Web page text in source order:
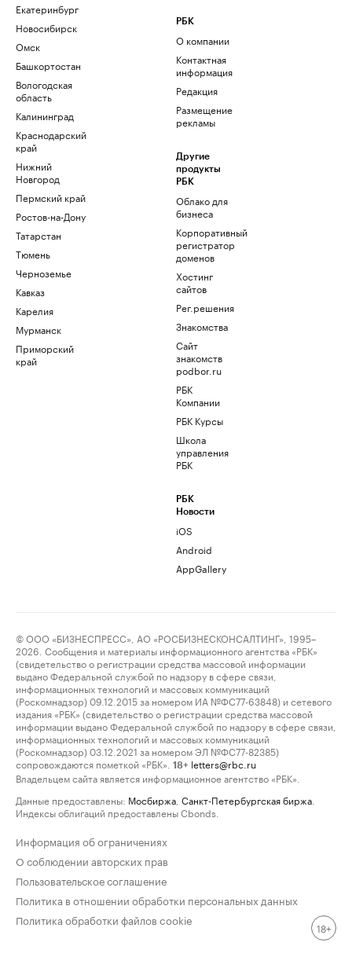
Екатеринбург
Новосибирск
Омск
Башкортостан
Вологодская
область
Калининград
Краснодарский
край
Нижний
Новгород
Пермский край
Ростов-на-Дону
Татарстан
Тюмень
Черноземье
Кавказ
Карелия
Мурманск
Приморский
край
РБК
О компании
Контактная
информация
Редакция
Размещение
рекламы
Другие
продукты
РБК
Облако для
бизнеса
Корпоративный
регистратор
доменов
Хостинг
сайтов
Рег.решения
Знакомства
Сайт
знакомств
podbor.ru
РБК
Компании
РБК Курсы
Школа
управления
РБК
РБК
Новости
iOS
Android
AppGallery
© ООО «БИЗНЕСПРЕСС», АО «РОСБИЗНЕСКОНСАЛТИНГ», 1995–
2026. Сообщения и материалы информационного агентства «РБК»
(свидетельство о регистрации средства массовой информации
выдано Федеральной службой по надзору в сфере связи,
информационных технологий и массовых коммуникаций
(Роскомнадзор) 09.12.2015 за номером ИА №ФС77-63848) и сетевого
издания «РБК» (свидетельство о регистрации средства массовой
информации выдано Федеральной службой по надзору в сфере связи,
информационных технологий и массовых коммуникаций
(Роскомнадзор) 03.12.2021 за номером ЭЛ №ФС77-82385)
сопровождаются пометкой «РБК».
18+ letters@rbc.ru
Владельцем сайта является информационное агентство «РБК».
Данные предоставлены: Мосбиржа Санкт-Петербургская биржа
Индексы облигаций предоставлены Cbonds.
Информация об ограничениях
О соблюдении авторских прав
Пользовательское соглашение
Политика в отношении обработки персональных данных
Политика обработки файлов cookie
18+